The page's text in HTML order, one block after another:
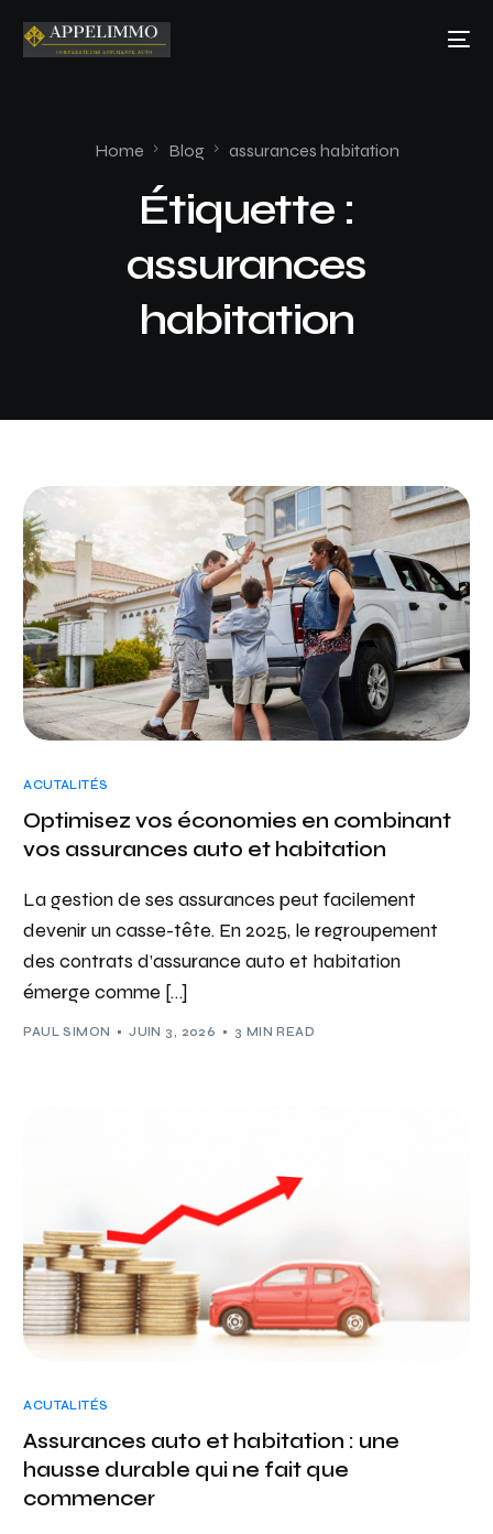
Home Blog assurances habitation
Étiquette :
assurances
habitation
ACUTALITÉS
Optimisez vos économies en combinant
vos assurances auto et habitation
La gestion de ses assurances peut facilement
devenir un casse-tête. En 2025, le regroupement
des contrats d’assurance auto et habitation
émerge comme […]
PAUL SIMON JUIN 3, 2026 3 MIN READ
ACUTALITÉS
Assurances auto et habitation : une
hausse durable qui ne fait que
commencer